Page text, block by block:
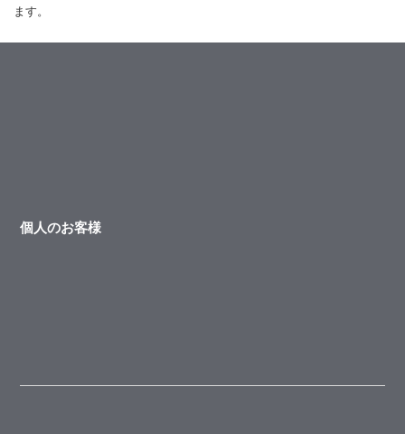
ます。
個人のお客様